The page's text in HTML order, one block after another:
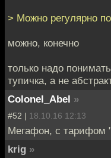
> Можно регулярно
можно, конечно
только надо
тупичка, а не
Colonel_Abel »
#52 | 18.10.16 12:13
Мегафон, с тарифом
krig »